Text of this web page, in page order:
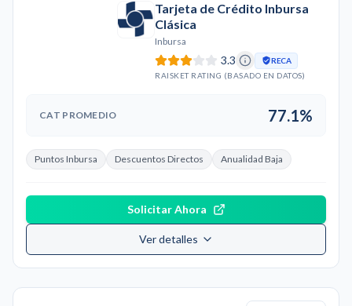
Tarjeta de Crédito Inbursa
Clásica
Inbursa
3.3
RECA
RAISKET RATING (BASADO EN DATOS)
CAT PROMEDIO 77.1%
Puntos Inbursa Descuentos Directos Anualidad Baja
Solicitar Ahora
Ver detalles